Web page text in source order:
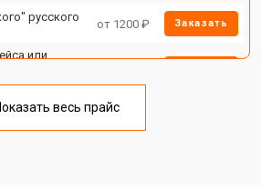
русского
от 1200 ₽ Заказать
или
IP
от 1100 ₽
весь прайс